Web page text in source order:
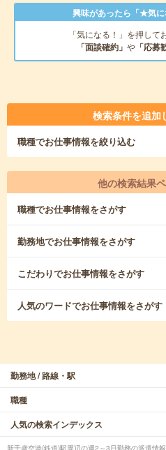
興味があったら「★気に
「気になる！」を押して
「面談確約」 や 「応募
検索条件を追加
職種でお仕事情報を絞り込む
他の検索結果
職種でお仕事情報をさがす
勤務地でお仕事情報をさがす
こだわりでお仕事情報をさがす
人気のワードでお仕事情報をさがす
勤務地 / 路線・駅
職種
人気の検索インデックス
新千歳空港(鉄道)駅周辺の週2～3日勤務の派遣情